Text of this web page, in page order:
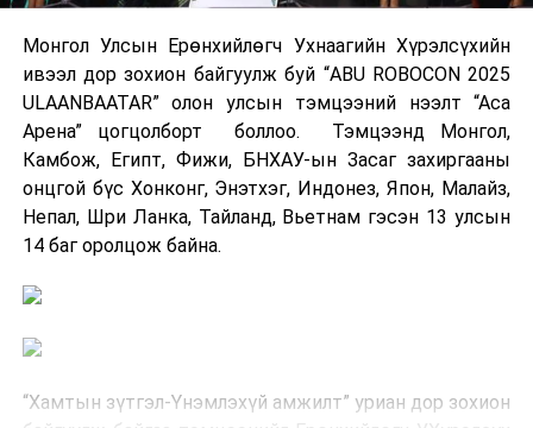
Монгол Улсын Ерөнхийлөгч Ухнаагийн Хүрэлсүхийн
ивээл дор зохион байгуулж буй “ABU ROBOCON 2025
ULAANBAATAR” олон улсын тэмцээний нээлт “Аса
Арена” цогцолборт боллоо. Тэмцээнд Монгол,
Камбож, Египт, Фижи, БНХАУ-ын Засаг захиргааны
онцгой бүс Хонконг, Энэтхэг, Индонез, Япон, Малайз,
Непал, Шри Ланка, Тайланд, Вьетнам гэсэн 13 улсын
14 баг оролцож байна.
“Хамтын зүтгэл-Үнэмлэхүй амжилт” уриан дор зохион